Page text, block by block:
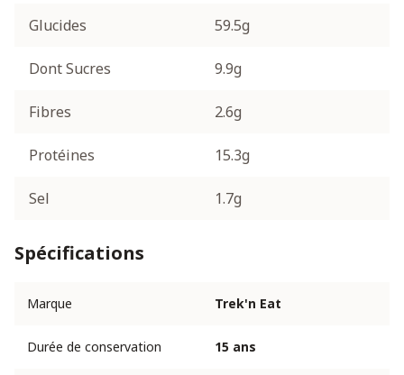
Glucides 59.5g
Dont Sucres 9.9g
Fibres 2.6g
Protéines 15.3g
Sel 1.7g
Spécifications
Marque Trek'n Eat
Durée de conservation 15 ans